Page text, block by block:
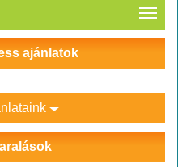
ajánlatok